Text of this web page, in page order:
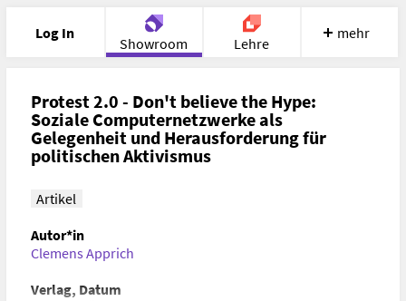
Log In
Showroom Lehre
Portfolio Image Cloud
Meet Recherche
mehr
Protest 2.0 - Don't believe the Hype:
Soziale Computernetzwerke als
Gelegenheit und Herausforderung für
politischen Aktivismus
Artikel
Autor*in
Clemens Apprich
Verlag, Datum